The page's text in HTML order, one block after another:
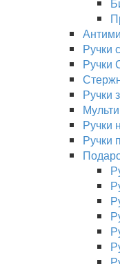
Ручки
Ручки
Ручки
Ручки
Ручки